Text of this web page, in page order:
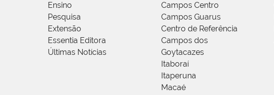
Ensino
Pesquisa
Extensão
Essentia Editora
Últimas Notícias
Campos Centro
Campos Guarus
Centro de Referência
Campos dos
Goytacazes
Itaboraí
Itaperuna
Macaé